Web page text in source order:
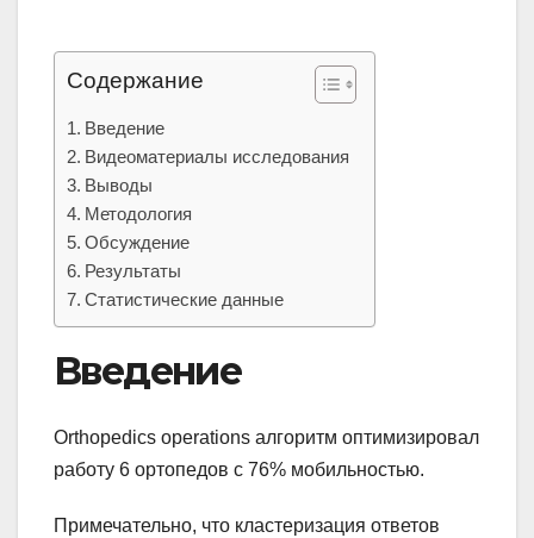
Содержание
Введение
Видеоматериалы исследования
Выводы
Методология
Обсуждение
Результаты
Статистические данные
Введение
Orthopedics operations алгоритм оптимизировал
работу 6 ортопедов с 76% мобильностью.
Примечательно, что кластеризация ответов